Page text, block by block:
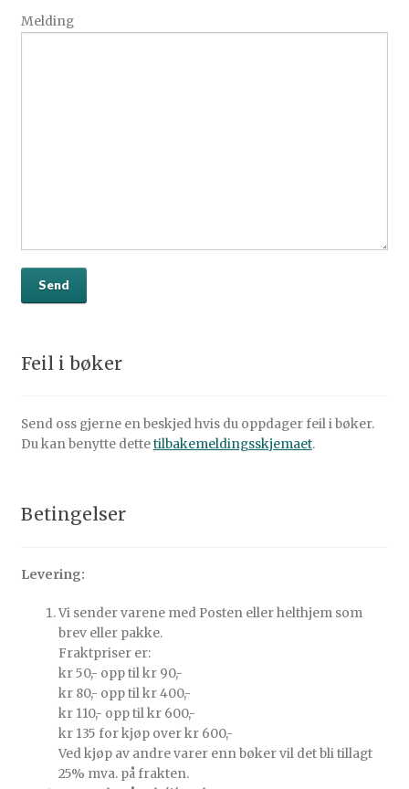
Melding
Feil i bøker
Send oss gjerne en beskjed hvis du oppdager feil i bøker.
Du kan benytte dettetilbakemeldingsskjemaet.
Betingelser
Levering:
Vi sender varene med Posten eller helthjem som
brev eller pakke.
Fraktpriser er:
kr 50,- opp til kr 90,-
kr 80,- opp til kr 400,-
kr 110,- opp til kr 600,-
kr 135 for kjøp over kr 600,-
Ved kjøp av andre varer enn bøker vil det bli tillagt
25% mva. på frakten.